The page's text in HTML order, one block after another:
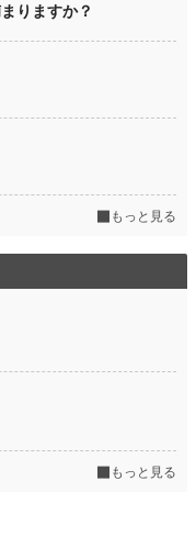
りますか？
もっと見る
もっと見る